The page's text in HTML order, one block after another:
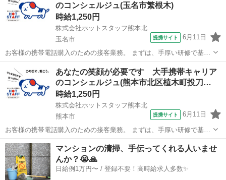
人材紹介サービスの営業担当?とし...
のコンシェルジュ(玉名市繁根木)
時給1,250円
株式会社ホットスタッフ熊本北
玉名市
提携サイト 6月11日
お客様の携帯電話購入のための接客業務。 まずは、手厚い研修で基礎
をしっかり学べます。 簡単な、プラン案内、コンテンツ説明、操作説
明などの業務から始まり、最終的には契約を一からできるようになり
ます。 。。。。。。。。。。。。。...
営業
あなたの笑顔が必要です 大手携帯キャリア
のコンシェルジュ(熊本市北区植木町投刀…
時給1,250円
株式会社ホットスタッフ熊本北
熊本市
提携サイト 6月11日
お客様の携帯電話購入のための接客業務。 まずは、手厚い研修で基礎
をしっかり学べます。 簡単な、プラン案内、コンテンツ説明、操作説
明などの業務から始まり、最終的には契約を一からできるようになり
ます。 。。。。。。。。。。。。。...
熊本 熊本市
マンションの清掃、手伝ってくれる人いませ
んか？😭🙏
日給例1万円〜 / 登録不要！高時給求人多数✨